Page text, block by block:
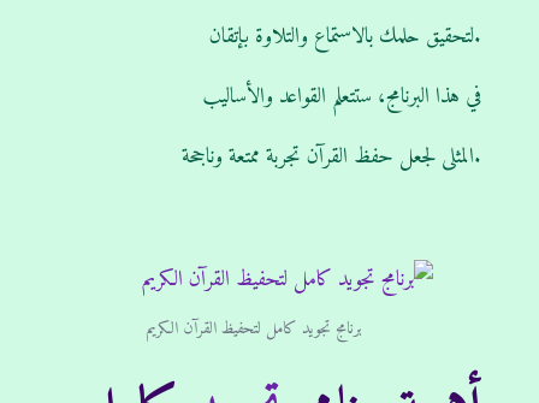
‫‪لتحقيق حلمك بالاستماع والتلاوة بإتقان.
‫‪في هذا البرنامج، ستتعلم القواعد والأساليب‬‬
‫‪المثلى لجعل حفظ القرآن تجربة ممتعة وناجحة.
برنامج تجويد كامل لتحفيظ القرآن الكريم